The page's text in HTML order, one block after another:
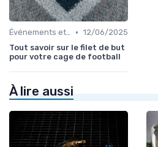
Événements et Tournois • 12/06/2025
Tout savoir sur le filet de but
pour votre cage de football
À lire aussi